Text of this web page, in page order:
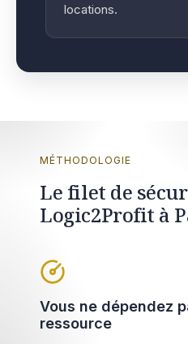
locations.
MÉTHODOLOGIE
Le filet de
Logic2Profit à
Vous ne dépendez
ressource